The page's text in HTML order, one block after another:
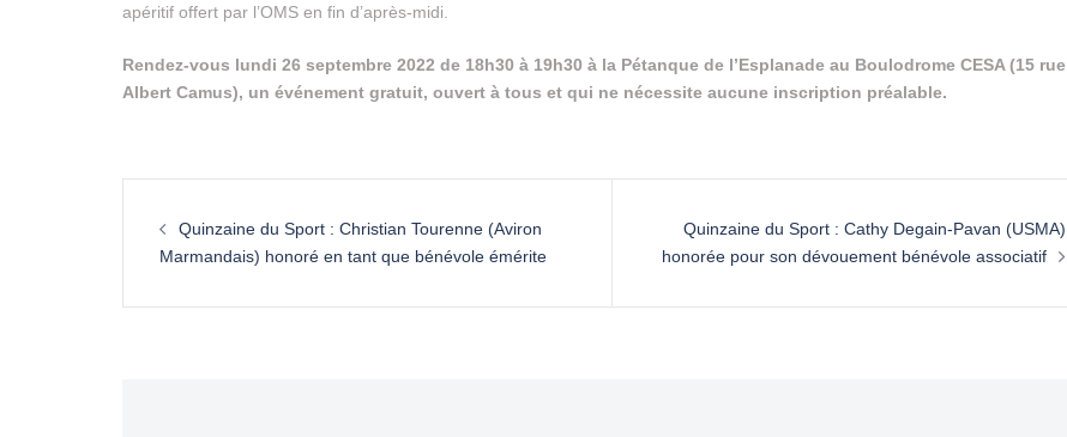
apéritif offert par l’OMS en fin d’après-midi.
Rendez-vous lundi 26 septembre 2022 de 18h30 à 19h30 à la Pétanque de l’Esplanade au Boulodrome CESA (15 rue
Albert Camus), un événement gratuit, ouvert à tous et qui ne nécessite aucune inscription préalable.
Quinzaine du Sport : Christian Tourenne (Aviron
Marmandais) honoré en tant que bénévole émérite
Quinzaine du Sport : Cathy Degain-Pavan (USMA)
honorée pour son dévouement bénévole associatif